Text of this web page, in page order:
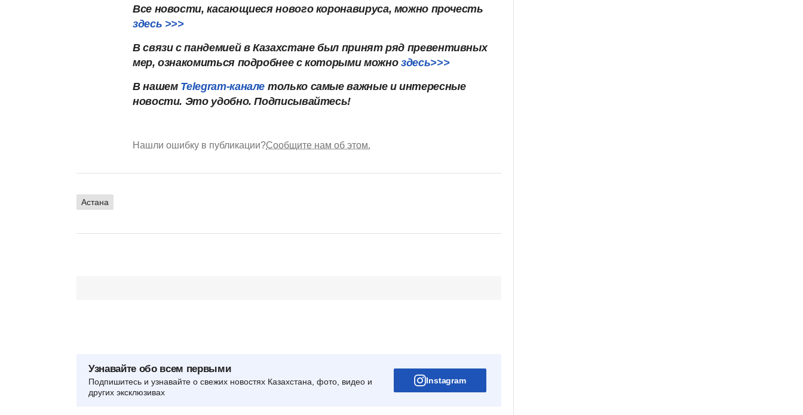
Все новости, касающиеся нового коронавируса, можно прочесть
здесь >>>
В связи с пандемией в Казахстане был принят ряд превентивных
мер, ознакомиться подробнее с которыми можно здесь>>>
В нашем Telegram-канале только самые важные и интересные
новости. Это удобно. Подписывайтесь!
Нашли ошибку в публикации?Сообщите нам об этом.
Астана
Узнавайте обо всем первыми
Подпишитесь и узнавайте о свежих новостях Казахстана, фото, видео и
других эксклюзивах
Instagram